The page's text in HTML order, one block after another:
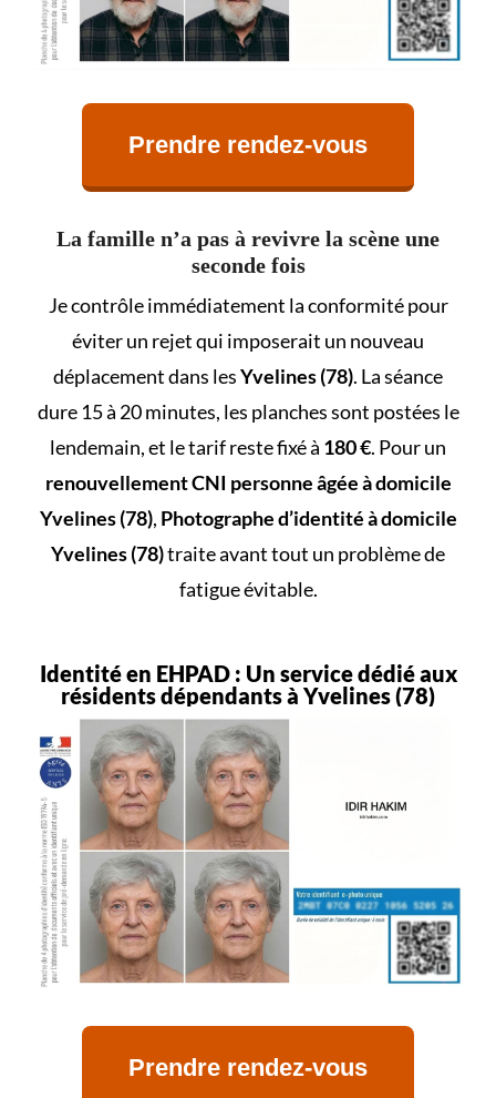
Prendre rendez-vous
La famille n’a pas à revivre la scène une
seconde fois
Je contrôle immédiatement la conformité pour
éviter un rejet qui imposerait un nouveau
déplacement dans lesYvelines (78). La séance
dure 15 à 20 minutes, les planches sont postées le
lendemain, et le tarif reste fixé à 180 €. Pour un
renouvellement CNI personne âgée à domicile
Yvelines (78), Photographe d’identité à domicile
Yvelines (78)traite avant tout un problème de
fatigue évitable.
Identité en EHPAD : Un service dédié aux
résidents dépendants à Yvelines (78)
Prendre rendez-vous